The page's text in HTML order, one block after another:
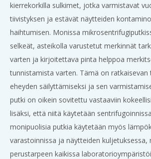
kierrekorkilla sulkimet, jotka varmistavat
tiivistyksen ja estävät näytteiden
haihtumisen. Monissa
selkeät, asteikolla varustetut merkinnät
varten ja kirjoitettava pinta helppoa
tunnistamista varten. Tämä on ratkaisevan
eheyden säilyttämiseksi ja sen
putki on oikein sovitettu vastaaviin
lisäksi, että niitä käytetään
monipuolisia putkia käytetään myös
varastoinnissa ja näytteiden kuljetuksessa,
perustarpeen kaikissa